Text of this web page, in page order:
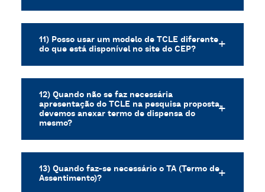
11) Posso usar um modelo de TCLE diferente
do que está disponível no site do CEP?
12) Quando não se faz necessária
apresentação do TCLE na pesquisa proposta,
devemos anexar termo de dispensa do
mesmo?
13) Quando faz-se necessário o TA (Termo de
Assentimento)?